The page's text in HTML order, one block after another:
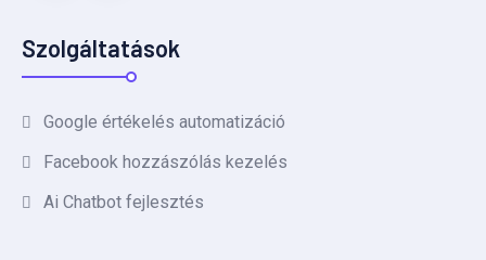
Szolgáltatások
Google értékelés automatizáció
Facebook hozzászólás kezelés
Ai Chatbot fejlesztés